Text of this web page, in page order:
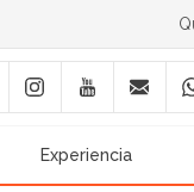
Experiencia